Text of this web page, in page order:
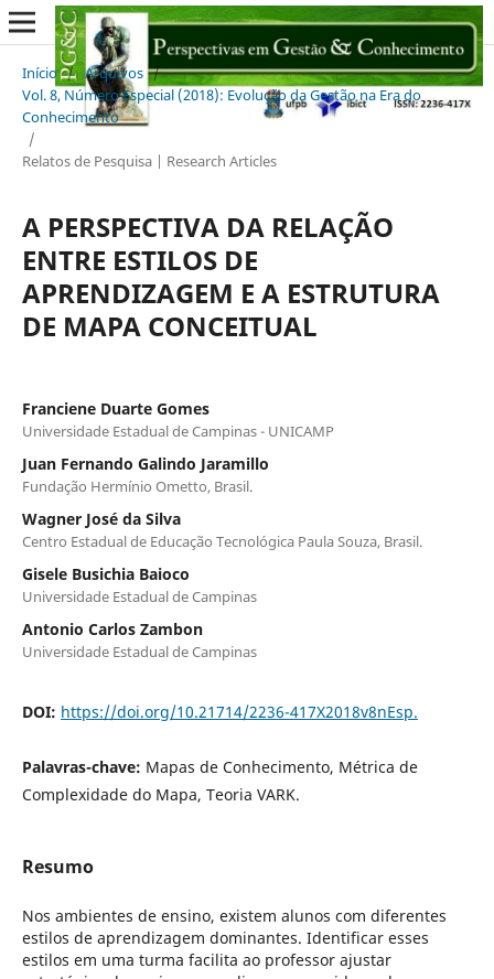
Início / Arquivos /
Vol. 8, Número Especial (2018): Evolução da Gestão na Era do
Conhecimento
/
Relatos de Pesquisa | Research Articles
A PERSPECTIVA DA RELAÇÃO
ENTRE ESTILOS DE
APRENDIZAGEM E A ESTRUTURA
DE MAPA CONCEITUAL
Franciene Duarte Gomes
Universidade Estadual de Campinas - UNICAMP
Juan Fernando Galindo Jaramillo
Fundação Hermínio Ometto, Brasil.
Wagner José da Silva
Centro Estadual de Educação Tecnológica Paula Souza, Brasil.
Gisele Busichia Baioco
Universidade Estadual de Campinas
Antonio Carlos Zambon
Universidade Estadual de Campinas
DOI: https://doi.org/10.21714/2236-417X2018v8nEsp.
Palavras-chave: Mapas de Conhecimento, Métrica de
Complexidade do Mapa, Teoria VARK.
Resumo
Nos ambientes de ensino, existem alunos com diferentes
estilos de aprendizagem dominantes. Identificar esses
estilos em uma turma facilita ao professor ajustar